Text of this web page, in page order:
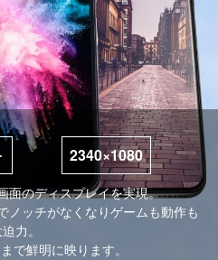
2340×1080
面のディスプレイを実現。
ノッチがなくなりゲームも動作も
力。
で鮮明に映ります。